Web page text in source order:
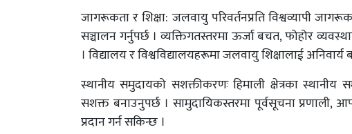
जागरूकता र शिक्षा: जलवायु परिवर्तनप्रति विश्वव्यापी
सञ्चालन गर्नुपर्छ । व्यक्तिगतस्तरमा ऊर्जा बचत, फोहोर
। विद्यालय र विश्वविद्यालयहरूमा जलवायु शिक्षालाई अनिवार्य
स्थानीय समुदायको सशक्तीकरणः हिमाली क्षेत्रका
सशक्त बनाउनुपर्छ । सामुदायिकस्तरमा पूर्वसूचना प्रणाली,
प्रदान गर्न सकिन्छ ।